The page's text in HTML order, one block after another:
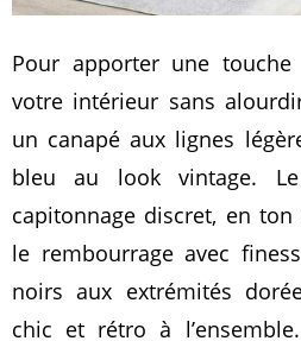
Pour apporter une
votre intérieur sans
un canapé aux lignes
bleu au look vintage.
capitonnage discret, en
le rembourrage avec
noirs aux extrémités
chic et rétro à